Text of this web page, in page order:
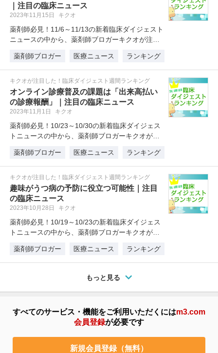
｜注目の臨床ニュース
2023年11月15日 キクオ
薬剤師必見！11/6～11/13の新着臨床ダイジェスト
ニュースの中から、薬剤師ブロガーキクオが注目
薬剤師ブロガー
医療ニュース ランキング
キクオが注目した！臨床ダイジェスト週間ランキング
オンライン診療普及の課題は「出来高払い
の診療報酬」｜注目の臨床ニュース
2023年11月1日 キクオ
薬剤師必見！10/23～10/30の新着臨床ダイジェス
トニュースの中から、薬剤師ブロガーキクオが注
薬剤師ブロガー
医療ニュース ランキング
キクオが注目した！臨床ダイジェスト週間ランキング
趣味がうつ病の予防に役立つ可能性｜注目
の臨床ニュース
2023年10月28日 キクオ
薬剤師必見！10/19～10/23の新着臨床ダイジェス
トニュースの中から、薬剤師ブロガーキクオが注
薬剤師ブロガー
医療ニュース ランキング
もっと見る
すべてのサービス・機能をご利用いただくにはm3.com
会員登録が必要です
新規会員登録（無料）